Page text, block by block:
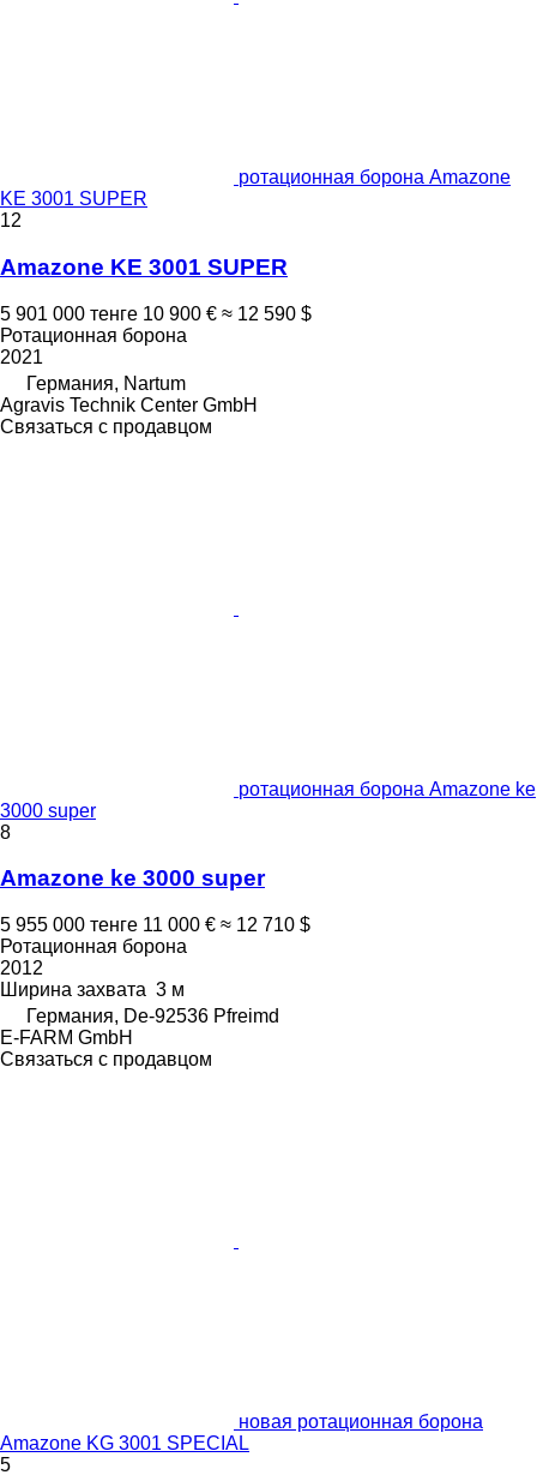
ротационная борона Amazone
KE 3001 SUPER
12
Amazone KE 3001 SUPER
5 901 000 тенге 10 900 € ≈ 12 590 $
Ротационная борона
2021
Германия, Nartum
Agravis Technik Center GmbH
Связаться с продавцом
ротационная борона Amazone ke
3000 super
8
Amazone ke 3000 super
5 955 000 тенге 11 000 € ≈ 12 710 $
Ротационная борона
2012
Ширина захвата 3 м
Германия, De-92536 Pfreimd
E-FARM GmbH
Связаться с продавцом
новая ротационная борона
Amazone KG 3001 SPECIAL
5